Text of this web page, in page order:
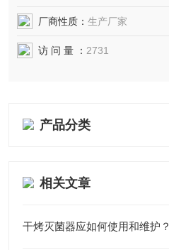
厂商性质： 生产厂家
访 问 量 ： 2731
产品分类
相关文章
干烤灭菌器应如何使用和维护？